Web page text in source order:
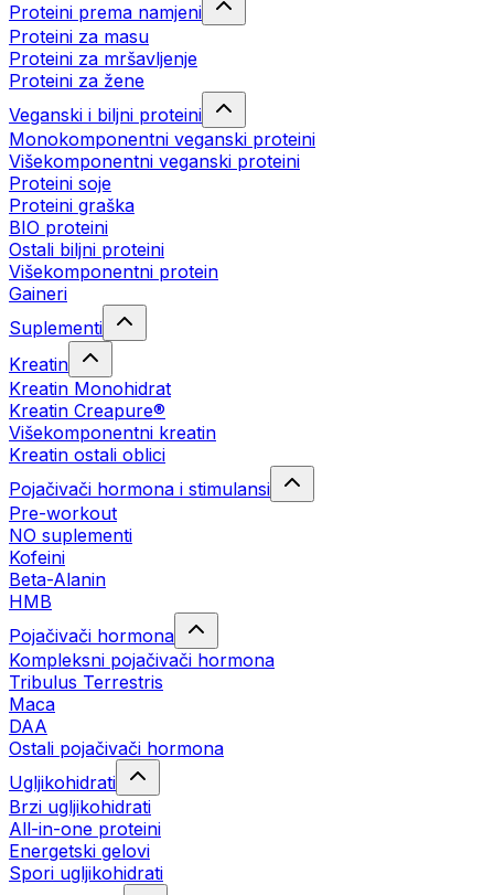
Proteini prema namjeni
Proteini za masu
Proteini za mršavljenje
Proteini za žene
Veganski i biljni proteini
Monokomponentni veganski proteini
Višekomponentni veganski proteini
Proteini soje
Proteini graška
BIO proteini
Ostali biljni proteini
Višekomponentni protein
Gaineri
Suplementi
Kreatin
Kreatin Monohidrat
Kreatin Creapure®
Višekomponentni kreatin
Kreatin ostali oblici
Pojačivači hormona i stimulansi
Pre-workout
NO suplementi
Kofeini
Beta-Alanin
HMB
Pojačivači hormona
Kompleksni pojačivači hormona
Tribulus Terrestris
Maca
DAA
Ostali pojačivači hormona
Ugljikohidrati
Brzi ugljikohidrati
All-in-one proteini
Energetski gelovi
Spori ugljikohidrati